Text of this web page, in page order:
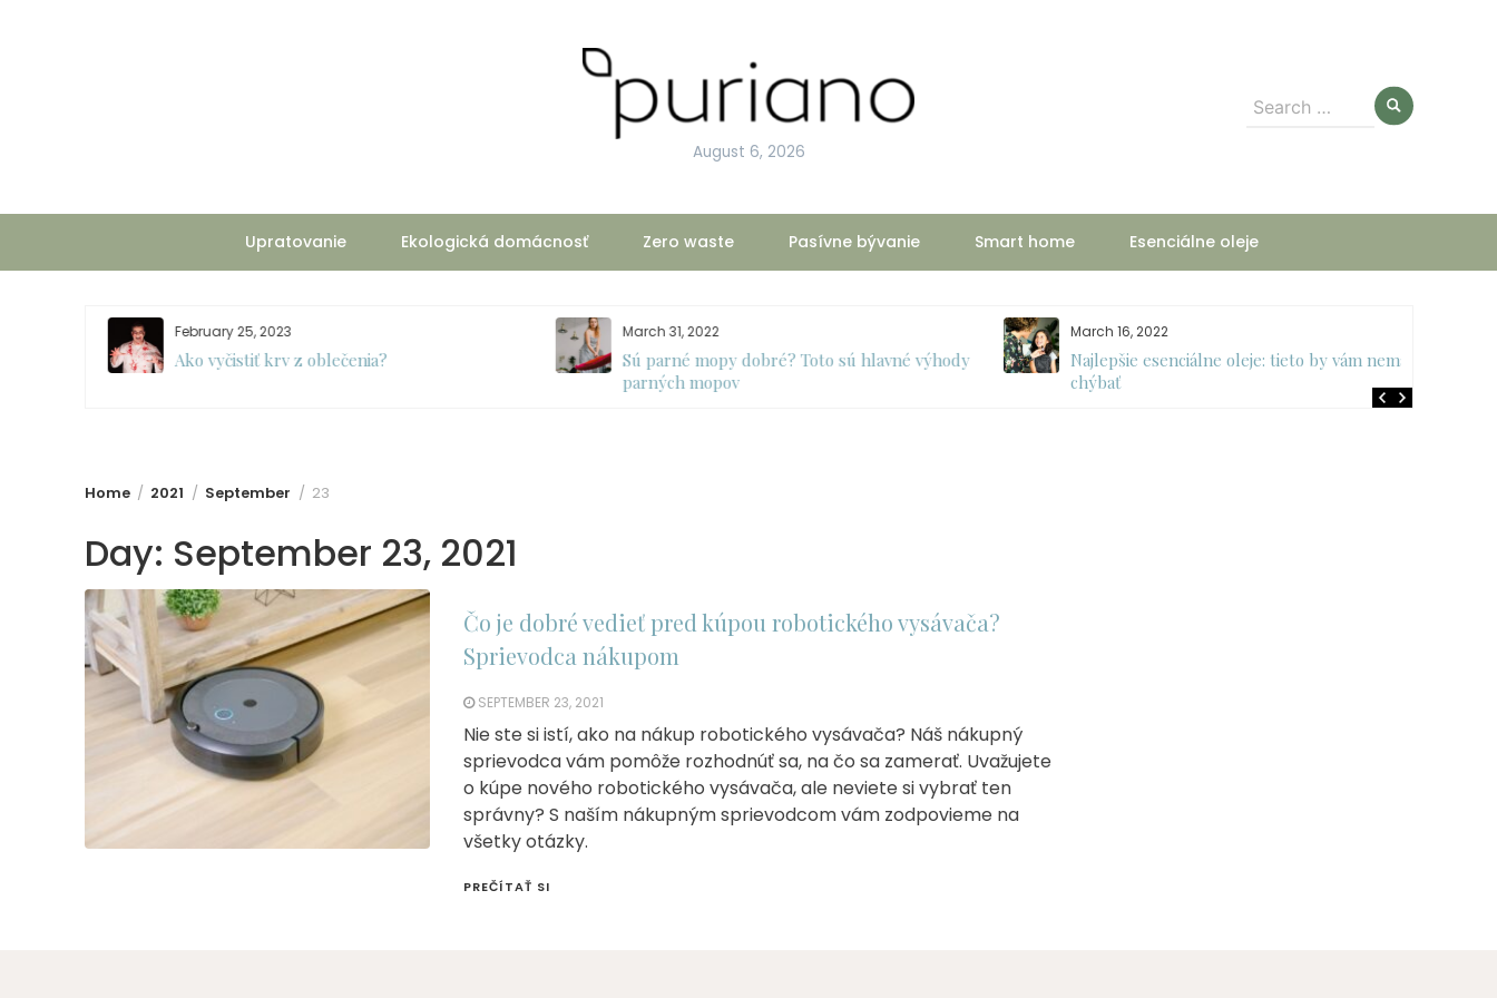
August 6, 2026
Search
Upratovanie Ekologická domácnosť Zero waste Pasívne bývanie Smart home Esenciálne oleje
February 25, 2023
Ako vyčistiť krv z oblečenia?
March 31, 2022
Sú parné mopy dobré? Toto sú hlavné výhody
parných mopov
March 16, 2022
Najlepšie esenciálne oleje: tieto by vám nemali
chýbať
Home 2021 September 23
Day: September 23, 2021
Čo je dobré vedieť pred kúpou robotického vysávača?
Sprievodca nákupom
SEPTEMBER 23, 2021
Nie ste si istí, ako na nákup robotického vysávača? Náš nákupný
sprievodca vám pomôže rozhodnúť sa, na čo sa zamerať. Uvažujete
o kúpe nového robotického vysávača, ale neviete si vybrať ten
správny? S naším nákupným sprievodcom vám zodpovieme na
všetky otázky.
PREČÍTAŤ SI